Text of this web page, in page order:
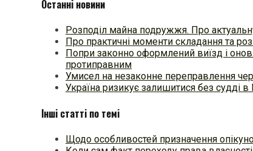
Останні новини
Розподіл майна подружжя. Про
Про практичні моменти складання та
Попри законно оформлений виїзд і
протиправним
Умисел на незаконне переправлення
Україна ризикує залишитися без судді
Інші статті по темі
Щодо особливостей призначення